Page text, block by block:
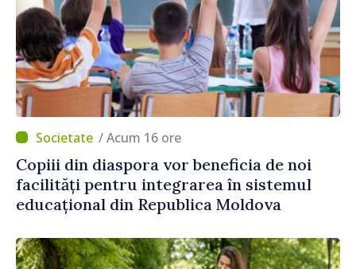
/ Acum 16 ore
Copiii din diaspora vor beneficia de noi
facilități pentru integrarea în sistemul
educațional din Republica Moldova